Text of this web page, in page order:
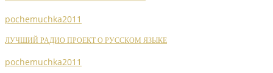
pochemuchka2011
ЛУЧШИЙ РАДИО ПРОЕКТ О РУССКОМ ЯЗЫКЕ
pochemuchka2011